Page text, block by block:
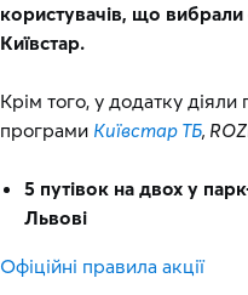
користувачів, що
Київстар.
Крім того, у додатку діяли
програми Київстар ТБ,
5 путівок на двох у
Львові
Офіційні правила акції